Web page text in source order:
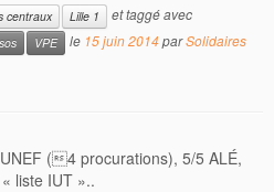
centraux Lille 1 et taggé avec
VPE le 15 juin 2014parSolidaires
(4 procurations), 5/5 ALÉ,
liste IUT »..